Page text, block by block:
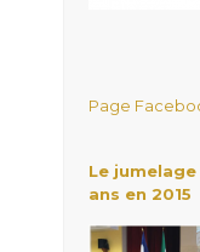
Page
Le
ans en 2015